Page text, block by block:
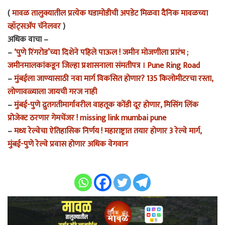
(मावळ तालुक्यातील प्रत्येक घडामोडीची अपडेट मिळवा दैनिक मावळच्या
व्हॉट्सअ‍ॅप चॅनेलवर)
अधिक वाचा –
–‘पुणे रिंगरोड’च्या दिशेने पहिले पाऊल ! जमीन मोजणीला प्रारंभ ;
जमीनमालकांकडून जिल्हा प्रशासनाला संमतीपत्र । Pune Ring Road
–मुंबईला जाण्यासाठी नवा मार्ग विकसित होणार? 135 किलोमीटरचा रस्ता,
लोणावळ्याला जायची गरज नाही
–मुंबई-पुणे द्रुतगतीमार्गावरील वाहतूक कोंडी दूर होणार, मिसिंग लिंक
प्रोजेक्ट ठरणार गेमचेंजर ! missing link mumbai pune
–मध्य रेल्वेचा ऐतिहासिक निर्णय ! महाराष्ट्रात तयार होणार 3 रेल्वे मार्ग,
मुंबई-पुणे रेल्वे प्रवास होणार अधिक वेगवान